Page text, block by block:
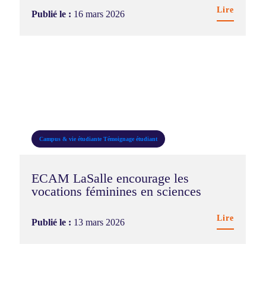
Publié le : 16 mars 2026 Lire
Campus & vie étudiante Témoignage étudiant
ECAM LaSalle encourage les
vocations féminines en sciences
Publié le : 13 mars 2026 Lire